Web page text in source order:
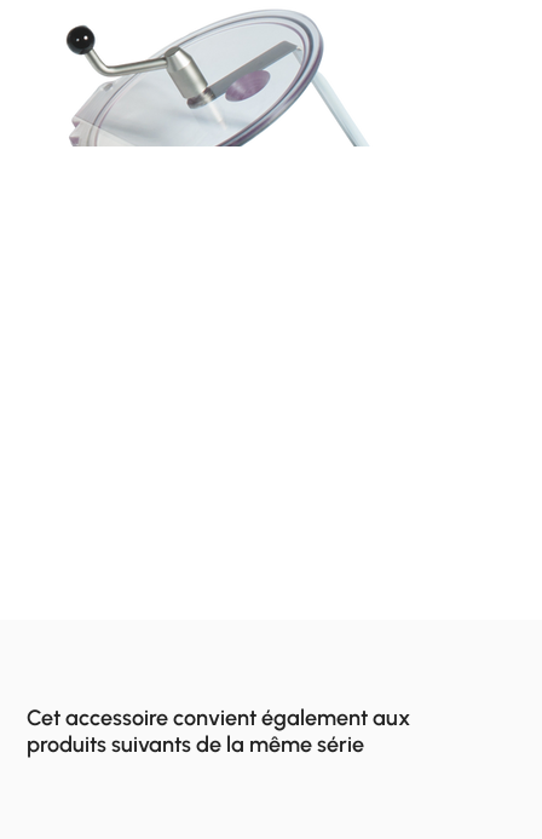
Cet accessoire convient également aux
produits suivants de la même série